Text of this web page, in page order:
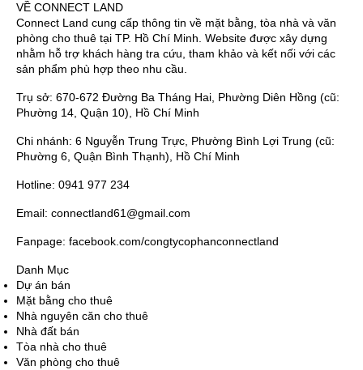
VỀ CONNECT LAND
Connect Land cung cấp thông tin về mặt bằng, tòa nhà và văn
phòng cho thuê tại TP. Hồ Chí Minh. Website được xây dựng
nhằm hỗ trợ khách hàng tra cứu, tham khảo và kết nối với các
sản phẩm phù hợp theo nhu cầu.
Trụ sở: 670-672 Đường Ba Tháng Hai, Phường Diên Hồng (cũ:
Phường 14, Quận 10), Hồ Chí Minh
Chi nhánh: 6 Nguyễn Trung Trực, Phường Bình Lợi Trung (cũ:
Phường 6, Quận Bình Thạnh), Hồ Chí Minh
Hotline: 0941 977 234
Email: connectland61@gmail.com
Fanpage: facebook.com/congtycophanconnectland
Danh Mục
Dự án bán
Mặt bằng cho thuê
Nhà nguyên căn cho thuê
Nhà đất bán
Tòa nhà cho thuê
Văn phòng cho thuê